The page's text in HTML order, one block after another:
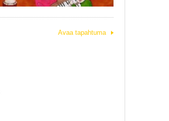
Avaa tapahtuma